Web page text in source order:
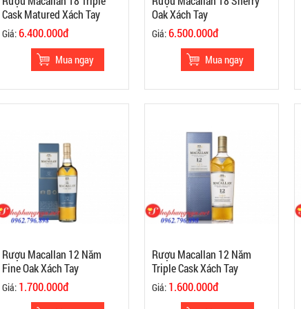
Cask Matured Xách Tay
Giá:6.400.000đ
Oak Xách Tay
Giá:6.500.000đ
Rượu Macallan 12 Năm
Fine Oak Xách Tay
Giá: 1.700.000đ
Rượu Macallan 12 Năm
Triple Cask Xách Tay
Giá: 1.600.000đ